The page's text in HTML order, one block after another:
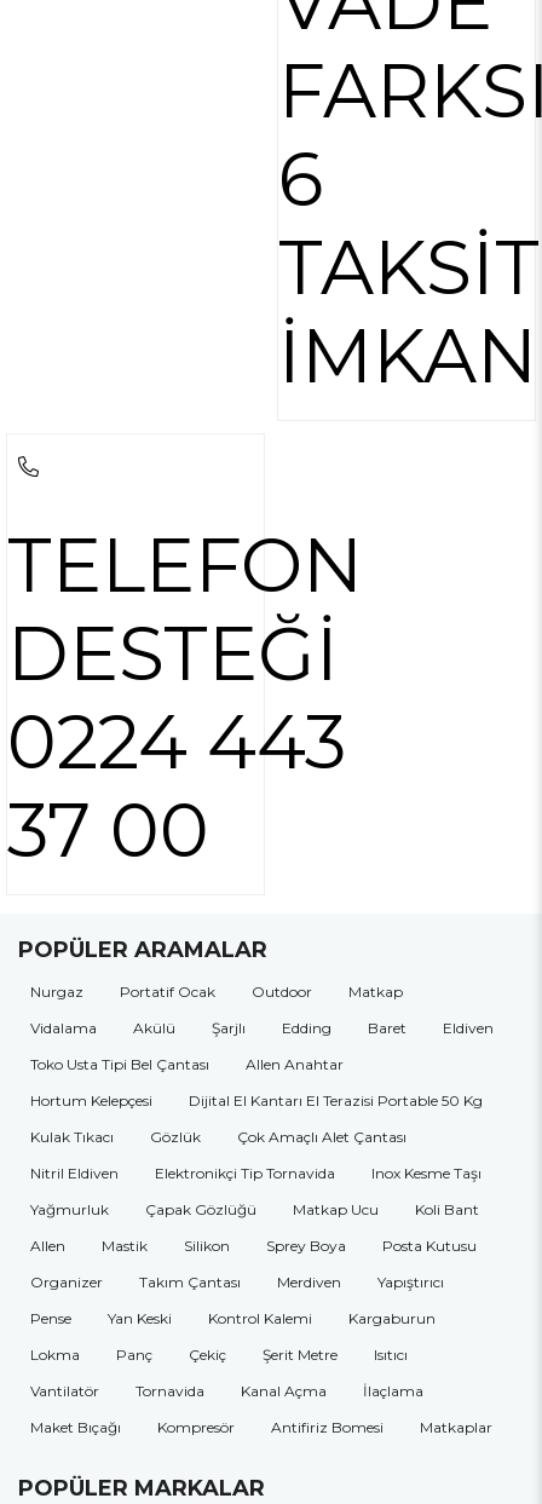
6
TAKSİT
TELEFON
DESTEĞİ
0224 443
37 00
POPÜLER ARAMALAR
Nurgaz Portatif Ocak Outdoor
Matkap
Vidalama
Akülü Şarjlı Edding Baret
Eldiven
Toko Usta Tipi Bel Çantası
Allen Anahtar
Hortum Kelepçesi
Dijital El Kantarı El Terazisi Portable 50 Kg
Kulak Tıkacı
Gözlük
Çok Amaçlı Alet Çantası
Nitril Eldiven
Elektronikçi Tip Tornavida
Inox Kesme Taşı
Yağmurluk
Çapak Gözlüğü Matkap Ucu
Koli Bant
Allen
Mastik Silikon Sprey Boya
Posta Kutusu
Organizer
Takım Çantası Merdiven
Yapıştırıcı
Pense
Yan Keski Kontrol Kalemi
Kargaburun
Lokma
Panç Çekiç Şerit Metre
Isıtıcı
Vantilatör
Tornavida Kanal Açma
İlaçlama
Maket Bıçağı
Kompresör Antifiriz Bomesi Matkaplar
POPÜLER MARKALAR